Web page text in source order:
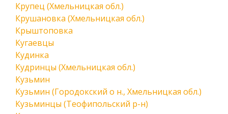
Крупец (Хмельницкая обл.)
Крушановка (Хмельницкая обл.)
Крыштоповка
Кугаевцы
Кудинка
Кудринцы (Хмельницкая обл.)
Кузьмин
Кузьмин (Городокский о н., Хмельницкая обл.)
Кузьминцы (Теофипольский р-н)